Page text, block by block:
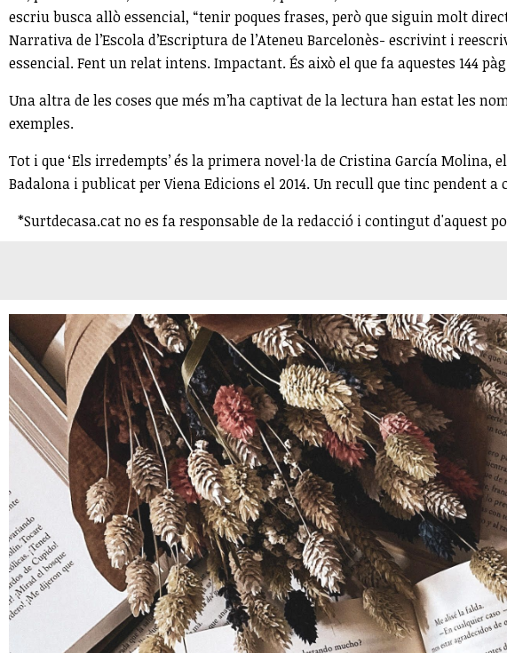
escriu busca allò essencial, “tenir poques frases, però que siguin molt
Narrativa de l’Escola d’Escriptura de l’Ateneu Barcelonès- escrivint i
essencial. Fent un relat intens. Impactant. És això el que fa aquestes 144
Una altra de les coses que més m’ha captivat de la lectura han estat les
exemples.
Tot i que ‘Els irredempts’ és la primera novel·la de Cristina García
Badalona i publicat per Viena Edicions el 2014. Un recull que tinc pendent a
*Surtdecasa.cat no es fa responsable de la redacció i contingut d'aquest